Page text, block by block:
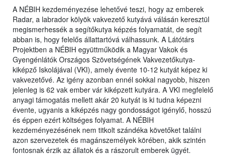
A NÉBIH kezdeményezése lehetővé teszi, hogy az emberek
Radar, a labrador kölyök vakvezető kutyává válásán keresztül
megismerhessék a segítőkutya képzés folyamatát, de segít
abban is, hogy felelős állattartóvá válhassunk. A Látótárs
Projektben a NÉBIH együttműködik a Magyar Vakok és
Gyengénlátók Országos Szövetségének Vakvezetőkutya-
kiképző Iskolájával (VKI), amely évente 10-12 kutyát képez ki
vakvezetővé. Az igény azonban ennél sokkal nagyobb, hiszen
jelenleg is 62 vak ember vár kiképzett kutyára. A VKI megfelelő
anyagi támogatás mellett akár 20 kutyát is ki tudna képezni
évente, ugyanis a kiképzés nagy gondosságot igénylő, hosszú
és éppen ezért költséges folyamat. A NÉBIH
kezdeményezésének nem titkolt szándéka követőket találni
azon szervezetek és magánszemélyek körében, akik szintén
fontosnak érzik az állatok és a rászorult emberek ügyét.